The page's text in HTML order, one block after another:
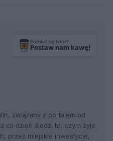
Podobał się tekst?
Postaw nam kawę!
związany z portalem od
co dzień śledzi to, czym żyje
przez miejskie inwestycje,